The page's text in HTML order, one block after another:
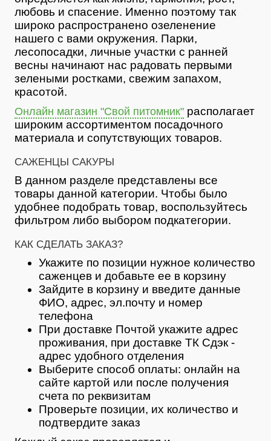
любовь и спасение. Именно поэтому так
широко распространено озеленение
нашего с вами окружения. Парки,
лесопосадки, личные участки с ранней
весны начинают нас радовать первыми
зелеными ростками, свежим запахом,
красотой.
Онлайн магазин "Свой питомник" располагает
широким ассортиментом посадочного
материала и сопутствующих товаров.
САЖЕНЦЫ САКУРЫ
В данном разделе представлены все
товары данной категории. Чтобы было
удобнее подобрать товар, воспользуйтесь
фильтром либо выбором подкатегории.
КАК СДЕЛАТЬ ЗАКАЗ?
Укажите по позиции нужное количество
саженцев и добавьте ее в корзину
Зайдите в корзину и введите данные
ФИО, адрес, эл.почту и номер
телефона
При доставке Почтой укажите адрес
проживания, при доставке ТК Сдэк -
адрес удобного отделения
Выберите способ оплаты: онлайн на
сайте картой или после получения
счета по реквизитам
Проверьте позиции, их количество и
подтвердите заказ